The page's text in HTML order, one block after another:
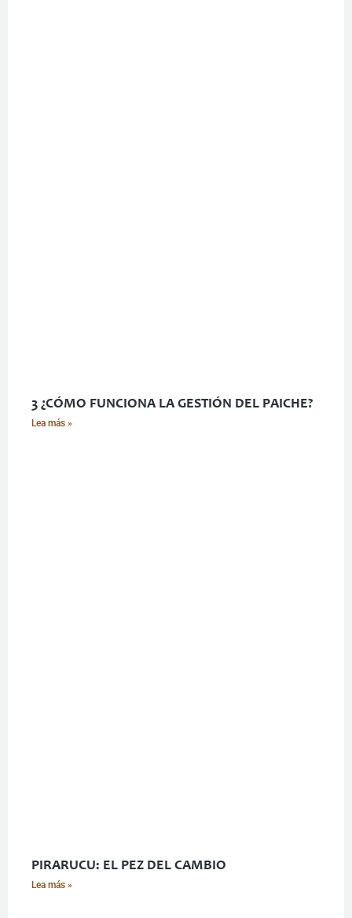
3 ¿CÓMO FUNCIONA LA GESTIÓN DEL PAICHE?
Lea más »
PIRARUCU: EL PEZ DEL CAMBIO
Lea más »